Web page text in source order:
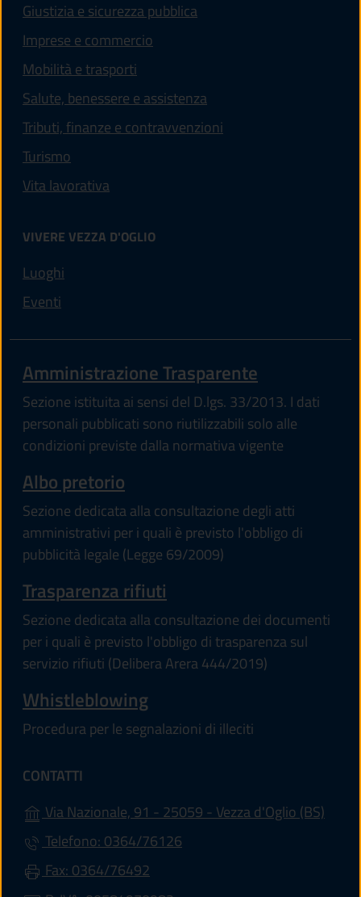
Giustizia e sicurezza pubblica
Imprese e commercio
Mobilità e trasporti
Salute, benessere e assistenza
Tributi, finanze e contravvenzioni
Turismo
Vita lavorativa
VIVERE VEZZA D'OGLIO
Luoghi
Eventi
Amministrazione Trasparente
Sezione istituita ai sensi del D.lgs. 33/2013. I dati
personali pubblicati sono riutilizzabili solo alle
condizioni previste dalla normativa vigente
Albo pretorio
Sezione dedicata alla consultazione degli atti
amministrativi per i quali è previsto l'obbligo di
pubblicità legale (Legge 69/2009)
Trasparenza rifiuti
Sezione dedicata alla consultazione dei documenti
per i quali è previsto l'obbligo di trasparenza sul
servizio rifiuti (Delibera Arera 444/2019)
Whistleblowing
Procedura per le segnalazioni di illeciti
CONTATTI
Via Nazionale, 91 - 25059 - Vezza d'Oglio (BS)
Telefono: 0364/76126
Fax: 0364/76492